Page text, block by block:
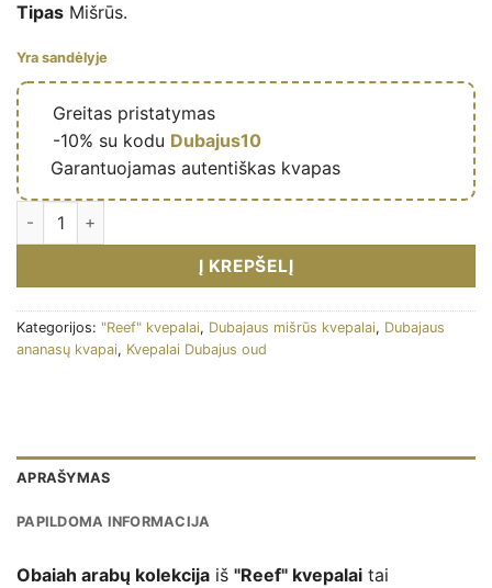
Tipas Mišrūs.
Yra sandėlyje
Greitas pristatymas
-10% su kodu Dubajus10
Garantuojamas autentiškas kvapas
Obaiah Arabs Collection - Eau de parfum de niche mixte
Į KREPŠELĮ
Kategorijos: "Reef" kvepalai, Dubajaus mišrūs kvepalai, Dubajaus
ananasų kvapai, Kvepalai Dubajus oud
APRAŠYMAS
PAPILDOMA INFORMACIJA
Obaiah arabų kolekcija iš "Reef" kvepalai tai